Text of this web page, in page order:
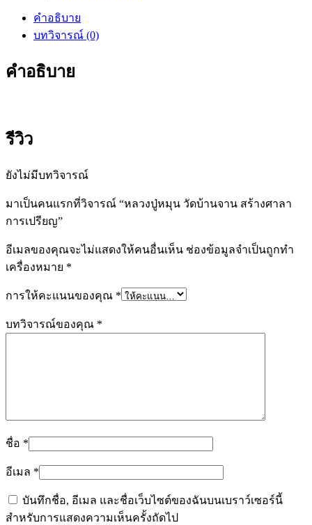
คำอธิบาย
บทวิจารณ์ (0)
คำอธิบาย
รีวิว
ยังไม่มีบทวิจารณ์
มาเป็นคนแรกที่วิจารณ์ “หลวงปู่หมุน วัดบ้านจาน สร้างศาลา
การเปรียญ”
อีเมลของคุณจะไม่แสดงให้คนอื่นเห็น ช่องข้อมูลจำเป็นถูกทำ
เครื่องหมาย *
การให้คะแนนของคุณ *
บทวิจารณ์ของคุณ *
ชื่อ *
อีเมล *
บันทึกชื่อ, อีเมล และชื่อเว็บไซต์ของฉันบนเบราว์เซอร์นี้
สำหรับการแสดงความเห็นครั้งถัดไป